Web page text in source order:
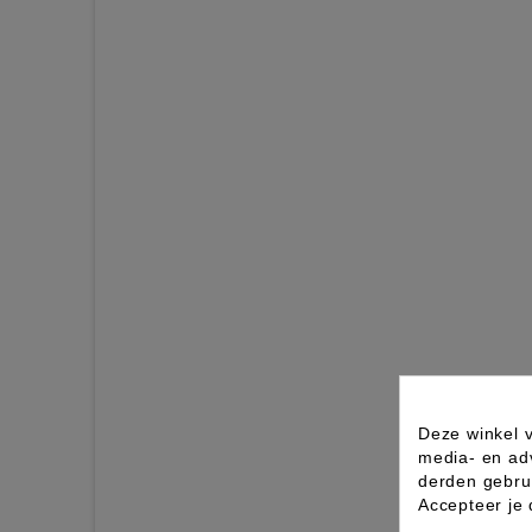
Deze winkel
media- en
derden
Accepteer je